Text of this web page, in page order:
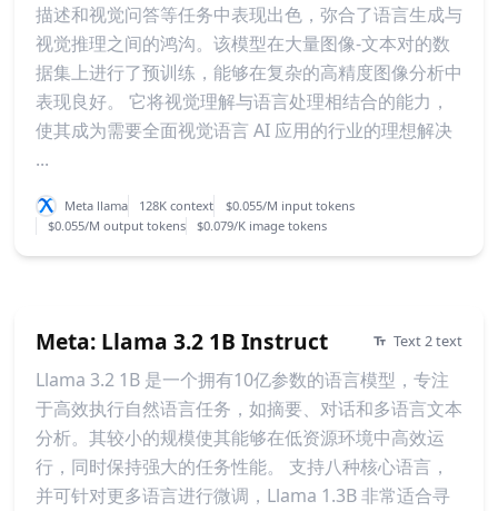
描述和视觉问答等任务中表现出色，弥合了语言生成与
视觉推理之间的鸿沟。该模型在大量图像-文本对的数
据集上进行了预训练，能够在复杂的高精度图像分析中
表现良好。 它将视觉理解与语言处理相结合的能力，
使其成为需要全面视觉语言 AI 应用的行业的理想解决
...
Meta llama 128K context
$0.055/M input tokens
$0.055/M output tokens
$0.079/K image tokens
Meta: Llama 3.2 1B Instruct Text 2 text
Llama 3.2 1B 是一个拥有10亿参数的语言模型，专注
于高效执行自然语言任务，如摘要、对话和多语言文本
分析。其较小的规模使其能够在低资源环境中高效运
行，同时保持强大的任务性能。 支持八种核心语言，
并可针对更多语言进行微调，Llama 1.3B 非常适合寻